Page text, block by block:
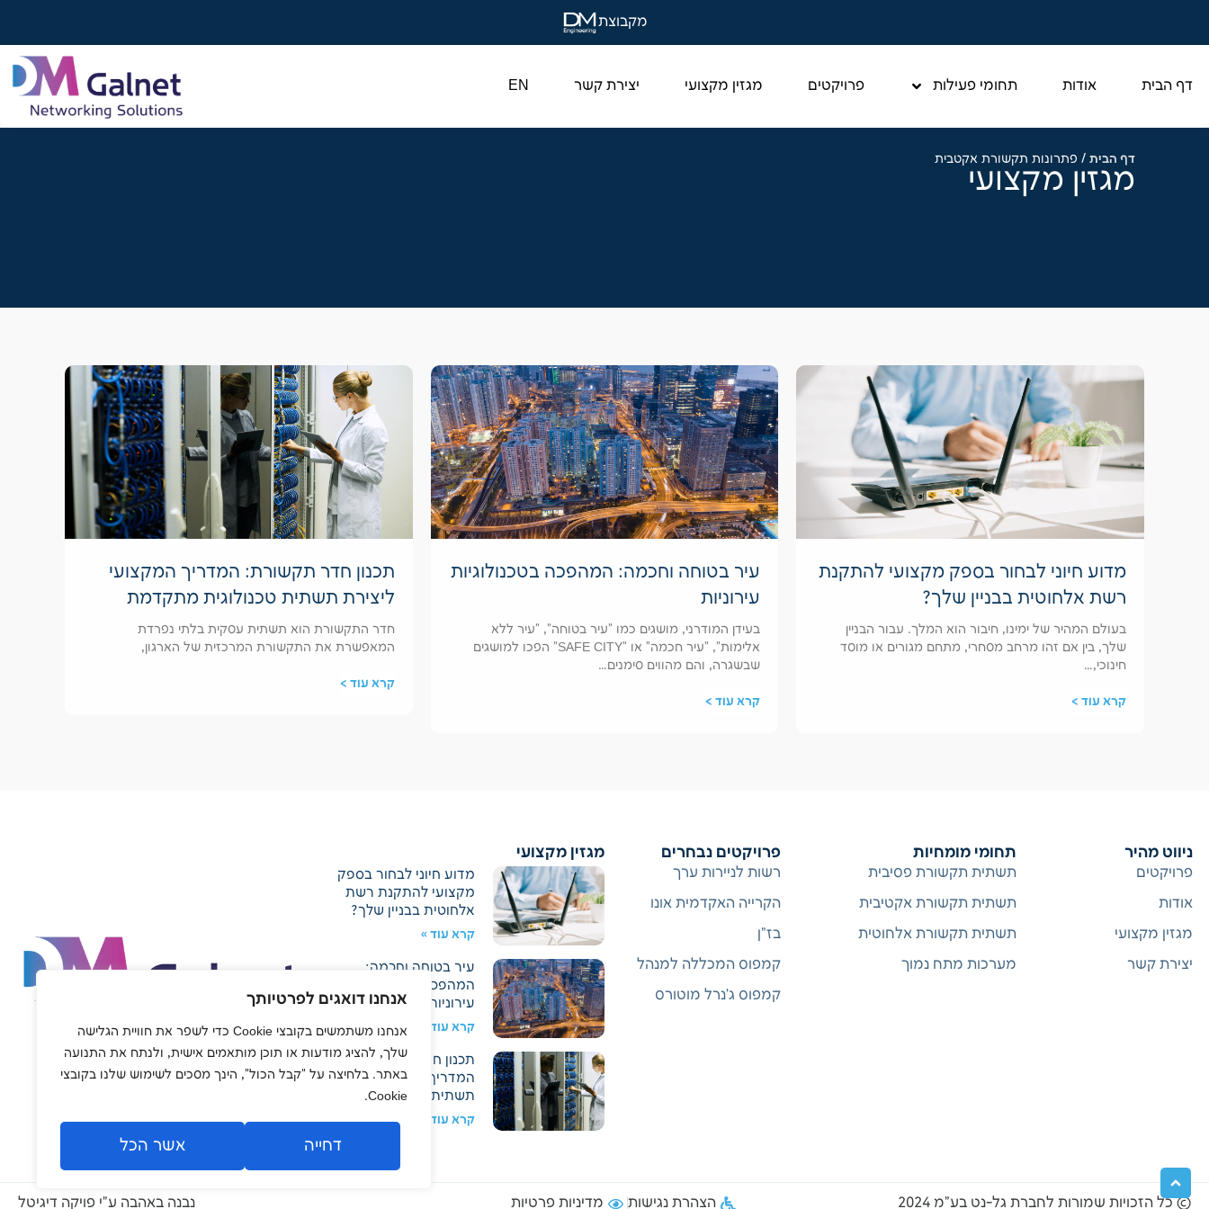
אנחנו דואגים לפרטיותך
אנחנו משתמשים בקובצי Cookie כדי לשפר את חוויית הגלישה
שלך, להציג מודעות או תוכן מותאמים אישית, ולנתח את התנועה
באתר. בלחיצה על "קבל הכול", הינך מסכים לשימוש שלנו בקובצי
Cookie.
דחייה אשר הכל
מקבוצת
דף הבית אודות תחומי פעילות פרויקטים מגזין מקצועי יצירת קשר EN
דף הבית / פתרונות תקשורת אקטבית
מגזין מקצועי
מדוע חיוני לבחור בספק מקצועי להתקנת
רשת אלחוטית בבניין שלך?
בעולם המהיר של ימינו, חיבור הוא המלך. עבור הבניין
שלך, בין אם זהו מרחב מסחרי, מתחם מגורים או מוסד
חינוכי,…
קרא עוד >
עיר בטוחה וחכמה: המהפכה בטכנולוגיות
עירוניות
בעידן המודרני, מושגים כמו "עיר בטוחה", "עיר ללא
אלימות", "עיר חכמה" או "SAFE CITY" הפכו למושגים
שבשגרה, והם מהווים סימנים…
קרא עוד >
תכנון חדר תקשורת: המדריך המקצועי
ליצירת תשתית טכנולוגית מתקדמת
חדר התקשורת הוא תשתית עסקית בלתי נפרדת
המאפשרת את התקשורת המרכזית של הארגון,
קרא עוד >
ניווט מהיר
פרויקטים
אודות
מגזין מקצועי
יצירת קשר
תחומי מומחיות
תשתית תקשורת פסיבית
תשתית תקשורת אקטיבית
תשתית תקשורת אלחוטית
מערכות מתח נמוך
פרויקטים נבחרים
רשות לניירות ערך
הקרייה האקדמית אונו
בז"ן
קמפוס המכללה למנהל
קמפוס ג'נרל מוטורס
מגזין מקצועי
מדוע חיוני לבחור בספק
מקצועי להתקנת רשת
אלחוטית בבניין שלך?
קרא עוד »
עיר בטוחה וחכמה:
המהפכה בטכנולוגיות
עירוניות
קרא עוד »
תכנון חדר תקשורת:
המדריך המקצועי ליצירת
תשתית טכנולוגית מתקדמת
קרא עוד »
© כל הזכויות שמורות לחברת גל-נט בע”מ 2024 הצהרת נגישות מדיניות פרטיות נבנה באהבה ע”י פויקה דיגיטל